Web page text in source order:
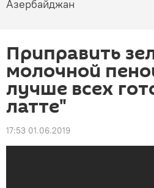
Азербайджан
Приправить
молочной
лучше всех
латте"
17:53 01.06.2019